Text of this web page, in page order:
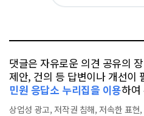
댓글은 자유로운 의견 공유의
제안, 건의 등 답변이나 개선이
민원 응답소 누리집을 이용하여
상업성 광고, 저작권 침해, 저속한 표